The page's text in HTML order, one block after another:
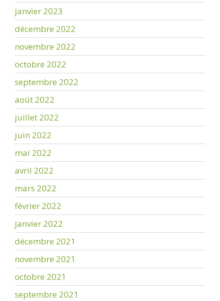
janvier 2023
décembre 2022
novembre 2022
octobre 2022
septembre 2022
août 2022
juillet 2022
juin 2022
mai 2022
avril 2022
mars 2022
février 2022
janvier 2022
décembre 2021
novembre 2021
octobre 2021
septembre 2021